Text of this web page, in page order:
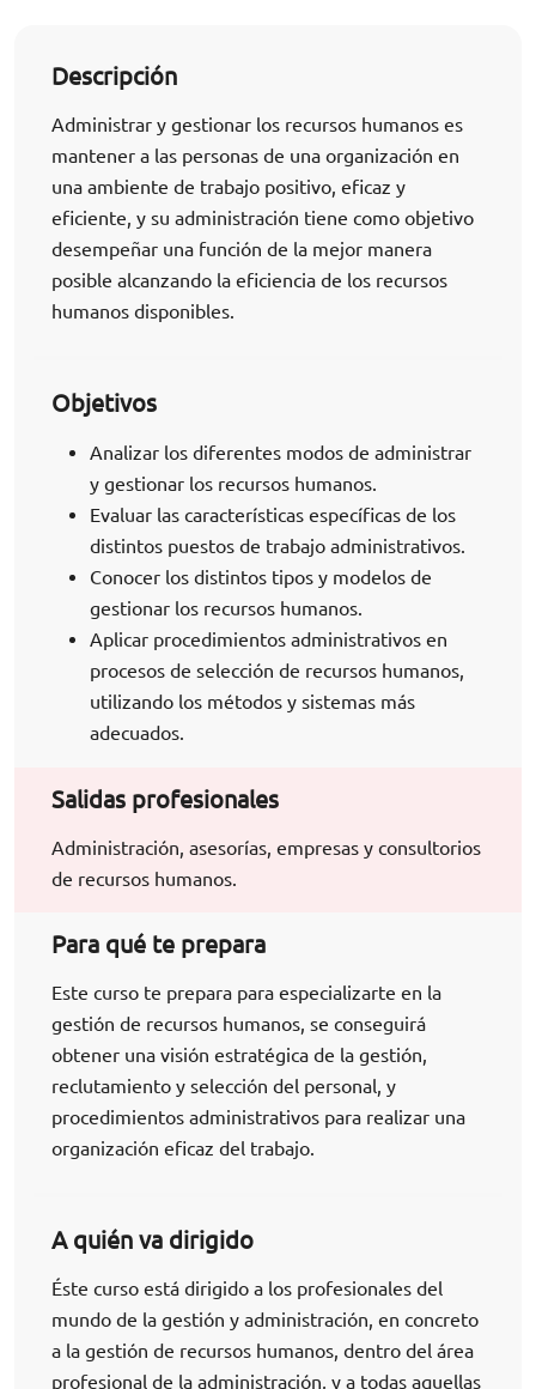
Descripción
Administrar y gestionar los recursos humanos es
mantener a las personas de una organización en
una ambiente de trabajo positivo, eficaz y
eficiente, y su administración tiene como objetivo
desempeñar una función de la mejor manera
posible alcanzando la eficiencia de los recursos
humanos disponibles.
Objetivos
Analizar los diferentes modos de administrar
y gestionar los recursos humanos.
Evaluar las características específicas de los
distintos puestos de trabajo administrativos.
Conocer los distintos tipos y modelos de
gestionar los recursos humanos.
Aplicar procedimientos administrativos en
procesos de selección de recursos humanos,
utilizando los métodos y sistemas más
adecuados.
Salidas profesionales
Administración, asesorías, empresas y consultorios
de recursos humanos.
Para qué te prepara
Este curso te prepara para especializarte en la
gestión de recursos humanos, se conseguirá
obtener una visión estratégica de la gestión,
reclutamiento y selección del personal, y
procedimientos administrativos para realizar una
organización eficaz del trabajo.
A quién va dirigido
Éste curso está dirigido a los profesionales del
mundo de la gestión y administración, en concreto
a la gestión de recursos humanos, dentro del área
profesional de la administración, y a todas aquellas